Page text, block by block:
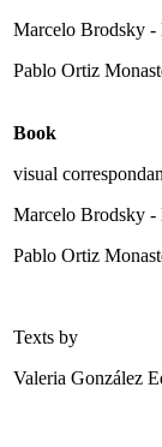
Marcelo Brodsky -
Pablo Ortiz
Book
visual
Marcelo Brodsky -
Pablo Ortiz
Texts by
Valeria González